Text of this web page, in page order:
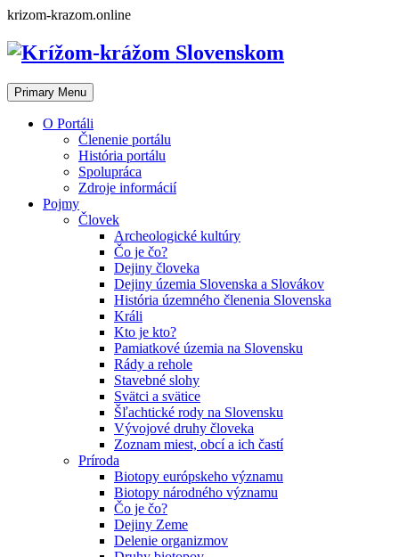
Skip
content
krizom-krazom.online
Primary Menu
O Portáli
Členenie portálu
História portálu
Spolupráca
Zdroje informácií
Pojmy
Človek
Archeologické kultúry
Čo je čo?
Dejiny človeka
Dejiny územia Slovenska a Slovákov
História územného členenia Slovenska
Králi
Kto je kto?
Pamiatkové územia na Slovensku
Rády a rehole
Stavebné slohy
Svätci a svätice
Šľachtické rody na Slovensku
Vývojové druhy človeka
Zoznam miest, obcí a ich častí
Príroda
Biotopy európskeho významu
Biotopy národného významu
Čo je čo?
Dejiny Zeme
Delenie organizmov